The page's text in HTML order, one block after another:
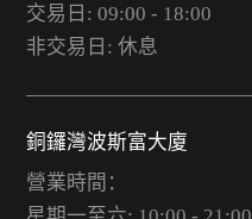
交易日: 09:00 - 18:00
非交易日: 休息
銅鑼灣波斯富大廈
營業時間：